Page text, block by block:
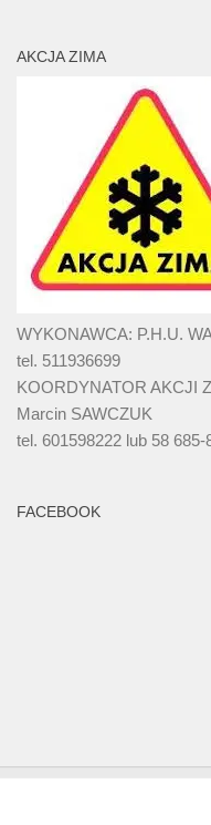
AKCJA ZIMA
WYKONAWCA: P.H.U.
tel. 511936699
KOORDYNATOR AKCJI
Marcin SAWCZUK
tel. 601598222 lub 58 685-
FACEBOOK